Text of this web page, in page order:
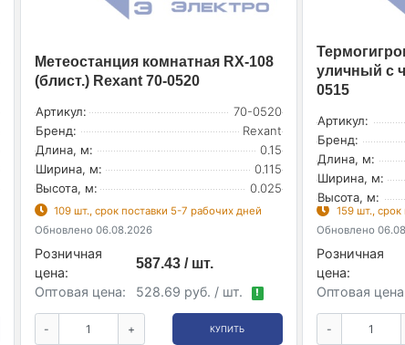
Метеостанция комнатная RX-108
(блист.) Rexant 70-0520
Артикул:
70-0520
Бренд:
Rexant
Длина, м:
0.15
Ширина, м:
0.115
Высота, м:
0.025
109 шт., срок поставки 5-7 рабочих дней
Обновлено 06.08.2026
Розничная
цена:
587.43 / шт.
Оптовая цена:
528.69 руб. / шт. !
- + КУПИТЬ
уличный с
0515
Артикул:
Бренд:
Длина, м:
Ширина, м:
Высота, м:
159 шт.,
Обновлено
Розничная
цена:
Оптовая
-